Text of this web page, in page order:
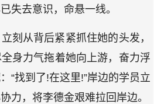
失去意识，命悬一线。
刻从背后紧紧抓住她的头发，
身力气拖着她向上游，奋力浮
“找到了!在这里!”岸边的学员立
力，将李德金艰难拉回岸边。